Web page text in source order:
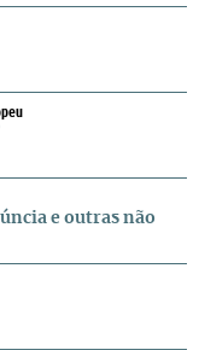
e outras não